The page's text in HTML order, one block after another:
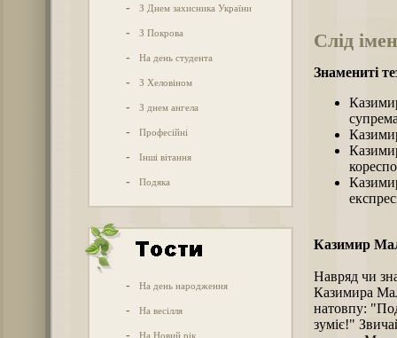
- З Днем захисника України
- З Покрова
- На день студента
- З Хеловіном
- З днем ангела
- Професійні
- Інші вітання
- Подяка
- На день народження
- На весілля
- На Новий рік
Слід
Знамениті
Казимир
Навряд чи
Казимира
натовпу:
зуміє!"